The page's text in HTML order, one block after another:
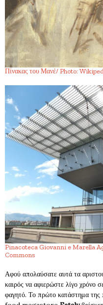
Πίνακας του Μανέ/ Photo:
Pinacoteca Giovanni e Marella
Commons
Αφού απολαύσατε αυτά τα
καιρός να αφιερώστε λίγο χρόνο
φαγητό. Το πρώτο κατάστημα της